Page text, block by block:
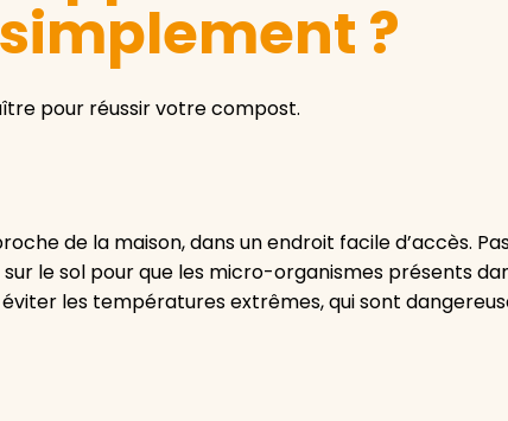
?
pour réussir votre compost.
de la maison, dans un endroit facile d’accès.
le sol pour que les micro-organismes présents
les températures extrêmes, qui sont